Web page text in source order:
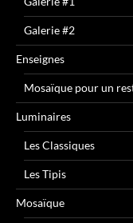
Galerie #2
Enseignes
Mosaïque pour un
Luminaires
Les Classiques
Les Tipis
Mosaïque